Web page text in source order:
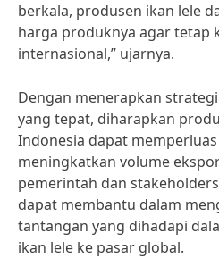
berkala, produsen ikan lele
harga produknya agar tetap
internasional,” ujarnya.
Dengan menerapkan
yang tepat, diharapkan
Indonesia dapat
meningkatkan volume
pemerintah dan
dapat membantu dalam
tantangan yang dihadapi
ikan lele ke pasar global.